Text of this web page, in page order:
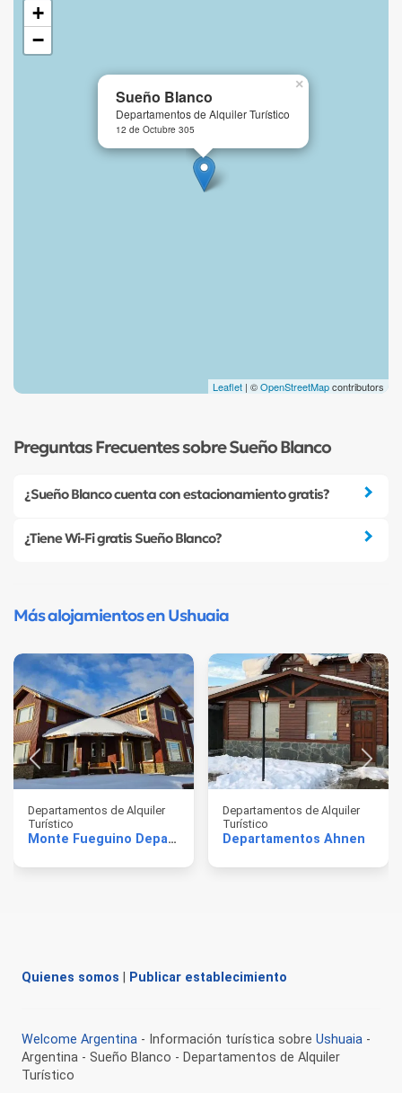
Sueño Blanco
Departamentos de Alquiler Turístico
12 de Octubre 305
×
+
−
Leaflet | ©OpenStreetMapcontributors
Preguntas Frecuentes sobre Sueño Blanco
¿Sueño Blanco cuenta con estacionamiento gratis?
¿Tiene Wi-Fi gratis Sueño Blanco?
Más alojamientos en Ushuaia
Departamentos de Alquiler
Turístico
Monte Fueguino Departamentos
Departamentos de Alquiler
Turístico
Departamentos Ahnen
Quienes somos Publicar establecimiento
Welcome Argentina - Información turística sobre Ushuaia -
Argentina - Sueño Blanco - Departamentos de Alquiler
Turístico